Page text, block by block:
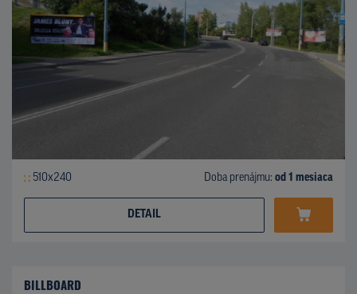
510x240 Doba prenájmu: od 1 mesiaca
DETAIL
BILLBOARD